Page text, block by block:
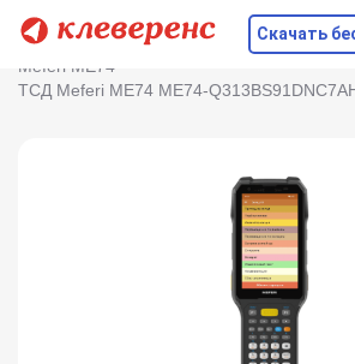
Скачать
Главная Оборудование ТСД
Meferi ME74
ТСД Meferi ME74 ME74-